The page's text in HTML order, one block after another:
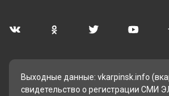
Выходные данные: vkarpinsk.info
свидетельство о регистрации СМИ